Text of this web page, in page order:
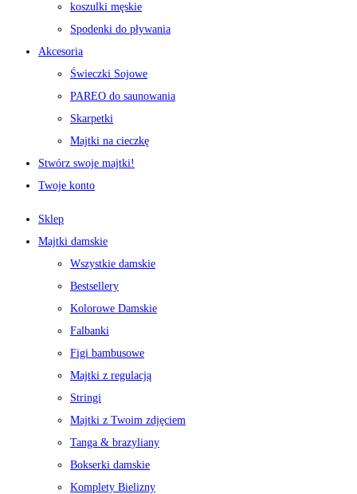
koszulki męskie
Spodenki do pływania
Akcesoria
Świeczki Sojowe
PAREO do saunowania
Skarpetki
Majtki na cieczkę
Stwórz swoje majtki!
Twoje konto
Sklep
Majtki damskie
Wszystkie damskie
Bestsellery
Kolorowe Damskie
Falbanki
Figi bambusowe
Majtki z regulacją
Stringi
Majtki z Twoim zdjęciem
Tanga & brazyliany
Bokserki damskie
Komplety Bielizny